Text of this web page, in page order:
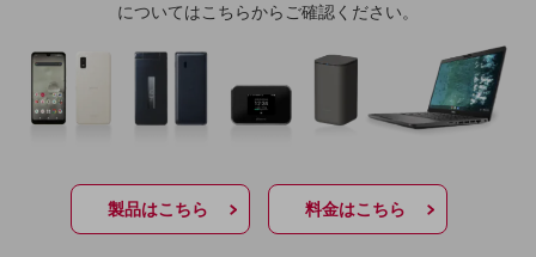
オンラインショップ
モバイル・ICTサービスをオンラインで
相談・申し込みができるバーチャルショップ
法人向けモバイルトップ
はじめての方へ
100回線以上のお問い合わせ・お見積りはこちら
についてはこちらからご確認ください。
製品はこちら 料金はこちら